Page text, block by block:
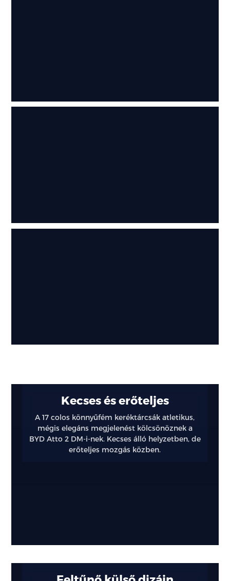
részletek
Kompakt
Kecses és erőteljes
A 17 colos könnyűfém keréktárcsák atletikus,
mégis elegáns megjelenést kölcsönöznek a
BYD Atto 2 DM-i-nek. Kecses álló helyzetben, de
erőteljes mozgás közben.